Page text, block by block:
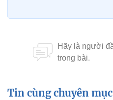
Tin cùng chuyên mục